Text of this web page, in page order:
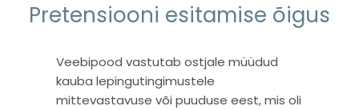
Pretensiooni esitamise õigus
Veebipood vastutab ostjale müüdud
kauba lepingutingimustele
mittevastavuse või puuduse eest, mis oli